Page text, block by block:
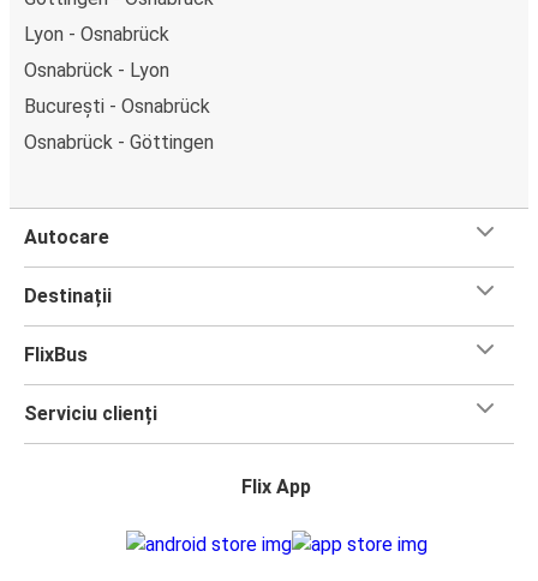
Lyon - Osnabrück
Osnabrück - Lyon
București - Osnabrück
Osnabrück - Göttingen
Autocare
Destinații
FlixBus
Serviciu clienți
Flix App